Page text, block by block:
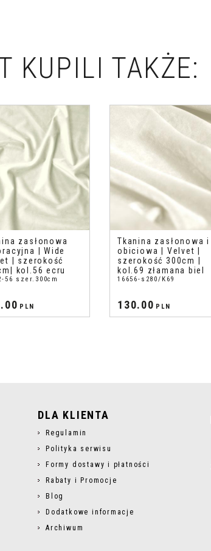
KUPILI TAKŻE:
zasłonowa
| Wide
| szerokość
kol.56 ecru
56 szer.300cm
PLN
Tkanina zasłonowa i
obiciowa | Velvet |
szerokość 300cm |
kol.69 złamana biel
16656-s280/K69
130.00 PLN
DLA KLIENTA
Regulamin
Polityka serwisu
Formy dostawy i płatności
Rabaty i Promocje
Blog
Dodatkowe informacje
Archiwum